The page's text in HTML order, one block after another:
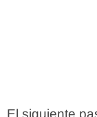
El siguiente